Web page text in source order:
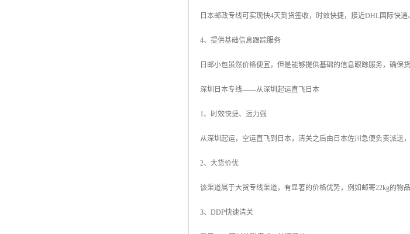
日本邮政专线可实现快4天到货签收，时效快捷，接近DHL国际快
4、提供基础信息跟踪服务
日邮小包虽然价格便宜，但是能够提供基础的信息跟踪服务，确保货
深圳日本专线——从深圳起运直飞日本
1、时效快捷、运力强
从深圳起运，空运直飞到日本，清关之后由日本佐川急便负责派送
2、大货价优
该渠道属于大货专线渠道，有显著的价格优势，例如邮寄22kg的物
3、DDP快速清关